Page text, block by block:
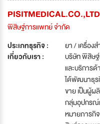
พิสิษฐ์การแพทย์ จำกัด
ประเภทธุรกิจ :
ยา / เครื่อง
เกี่ยวกับเรา :
บริษัท พิสิษ
และบริการ
ได้พัฒนาธุร
ขาย เป็นผู้ผ
กลุ่มอุปกรณ์
หมายภารกิ